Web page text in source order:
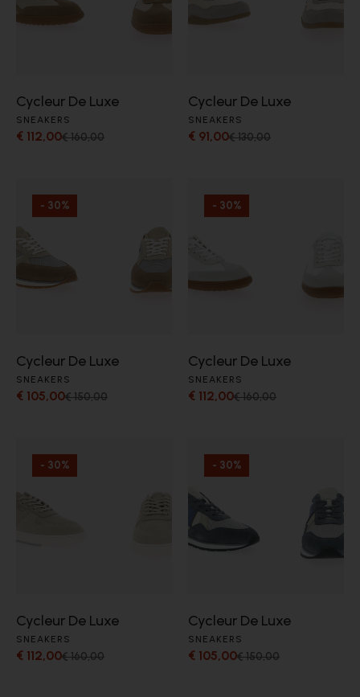
Cycleur De Luxe
SNEAKERS
€ 112,00€ 160,00
Cycleur De Luxe
SNEAKERS
€ 91,00€ 130,00
- 30%
Cycleur De Luxe
SNEAKERS
€ 105,00€ 150,00
- 30%
Cycleur De Luxe
SNEAKERS
€ 112,00€ 160,00
- 30%
Cycleur De Luxe
SNEAKERS
€ 112,00€ 160,00
- 30%
Cycleur De Luxe
SNEAKERS
€ 105,00€ 150,00